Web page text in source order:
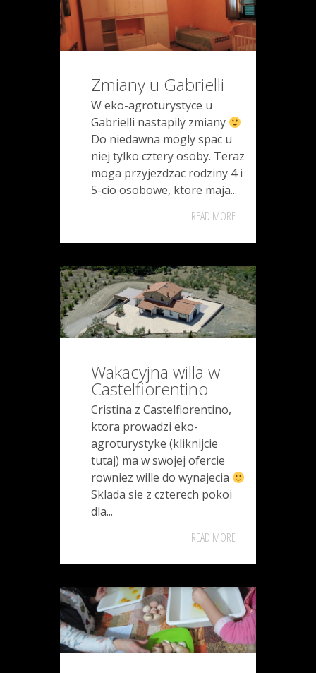
Zmiany u Gabrielli
W eko-agroturystyce u
Gabrielli nastapily zmiany
Do niedawna mogly spac u
niej tylko cztery osoby. Teraz
moga przyjezdzac rodziny 4 i
5-cio osobowe, ktore maja...
READ MORE
Wakacyjna willa w
Castelfiorentino
Cristina z Castelfiorentino,
ktora prowadzi eko-
agroturystyke (kliknijcie
tutaj) ma w swojej ofercie
rowniez wille do wynajecia
Sklada sie z czterech pokoi
dla...
READ MORE